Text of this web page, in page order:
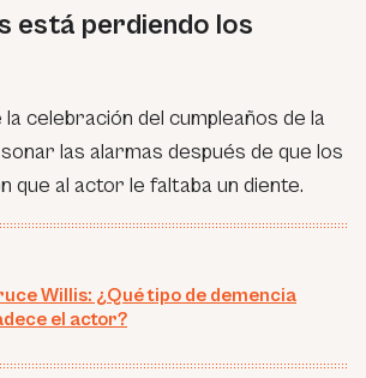
está perdiendo los
celebración del cumpleaños de la
las alarmas después de que los
que al actor le faltaba un diente.
Willis: ¿Qué tipo de demencia
el actor?